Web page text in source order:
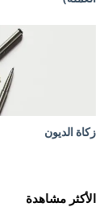
زكاة الديون
الأكثر مشاهدة